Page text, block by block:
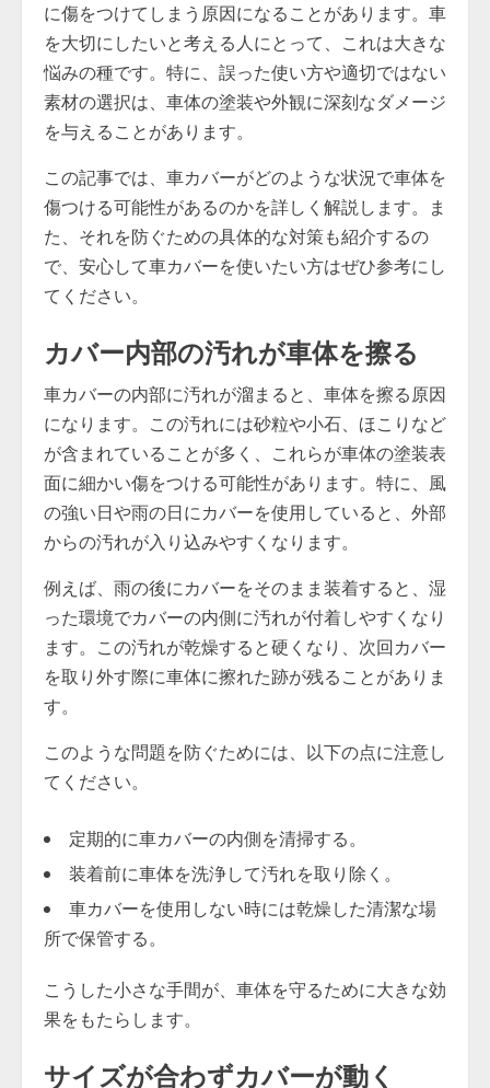
に傷をつけてしまう原因になることがあります。車
を大切にしたいと考える人にとって、これは大きな
悩みの種です。特に、誤った使い方や適切ではない
素材の選択は、車体の塗装や外観に深刻なダメージ
を与えることがあります。
この記事では、車カバーがどのような状況で車体を
傷つける可能性があるのかを詳しく解説します。ま
た、それを防ぐための具体的な対策も紹介するの
で、安心して車カバーを使いたい方はぜひ参考にし
てください。
カバー内部の汚れが車体を擦る
車カバーの内部に汚れが溜まると、車体を擦る原因
になります。この汚れには砂粒や小石、ほこりなど
が含まれていることが多く、これらが車体の塗装表
面に細かい傷をつける可能性があります。特に、風
の強い日や雨の日にカバーを使用していると、外部
からの汚れが入り込みやすくなります。
例えば、雨の後にカバーをそのまま装着すると、湿
った環境でカバーの内側に汚れが付着しやすくなり
ます。この汚れが乾燥すると硬くなり、次回カバー
を取り外す際に車体に擦れた跡が残ることがありま
す。
このような問題を防ぐためには、以下の点に注意し
てください。
定期的に車カバーの内側を清掃する。
装着前に車体を洗浄して汚れを取り除く。
車カバーを使用しない時には乾燥した清潔な場
所で保管する。
こうした小さな手間が、車体を守るために大きな効
果をもたらします。
サイズが合わずカバーが動く